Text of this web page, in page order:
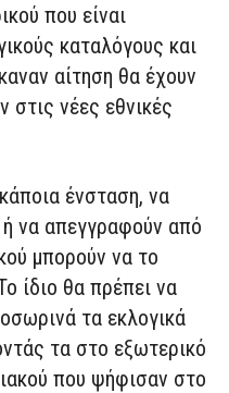
που είναι
καταλόγους και
αίτηση θα έχουν
στις νέες εθνικές
ένσταση, να
ή να απεγγραφούν από
μπορούν να το
ίδιο θα πρέπει να
τα εκλογικά
τα στο εξωτερικό
που ψήφισαν στο